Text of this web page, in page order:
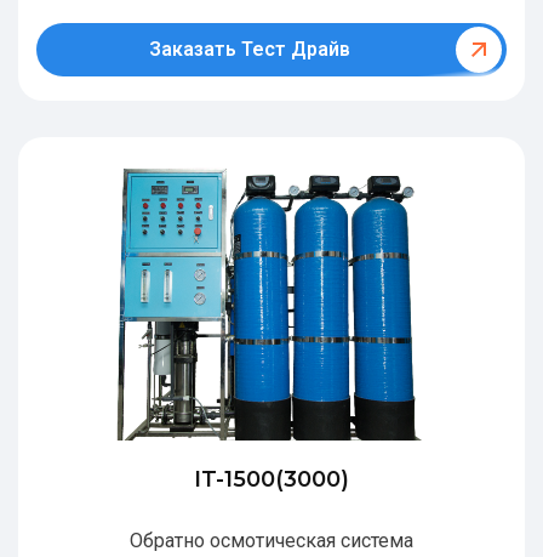
Заказать Тест Драйв
IT-1500(3000)
Обратно осмотическая система